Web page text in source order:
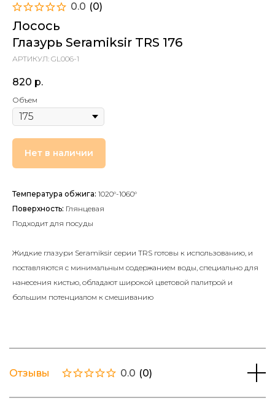
0.0 (0)
Лосось
Глазурь Seramiksir TRS 176
АРТИКУЛ: GL006-1
820 р.
Объем
Нет в наличии
Температура обжига: 1020°-1060°
Поверхность: Глянцевая
Подходит для посуды
Жидкие глазури Seramiksir серии TRS готовы к использованию, и
поставляются с минимальным содержанием воды, специально для
нанесения кистью, обладают широкой цветовой палитрой и
большим потенциалом к смешиванию
Отзывы 0.0 (0)